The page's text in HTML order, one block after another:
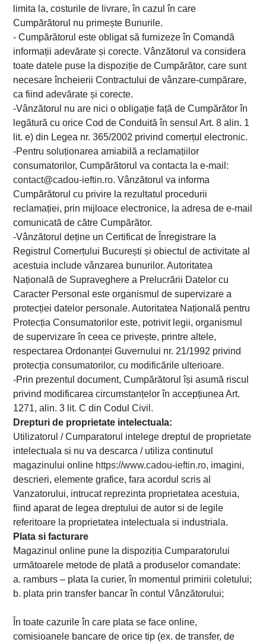
limita la, costurile de livrare, în cazul în care
Cumpărătorul nu primește Bunurile.
- Cumpărătorul este obligat să furnizeze în Comandă
informații adevărate și corecte. Vânzătorul va considera
toate datele puse la dispoziție de Cumpărător, care sunt
necesare încheierii Contractului de vânzare-cumpărare,
ca fiind adevărate și corecte.
-Vânzătorul nu are nici o obligație față de Cumpărător în
legătură cu orice Cod de Conduită în sensul Art. 8 alin. 1
lit. e) din Legea nr. 365/2002 privind comerțul electronic.
-Pentru soluționarea amiabilă a reclamațiilor
consumatorilor, Cumpărătorul va contacta la e-mail:
contact@cadou-ieftin.ro. Vânzătorul va informa
Cumpărătorul cu privire la rezultatul procedurii
reclamației, prin mijloace electronice, la adresa de e-mail
comunicată de către Cumpărător.
-Vânzătorul deține un Certificat de Înregistrare la
Registrul Comerțului București și obiectul de activitate al
acestuia include vânzarea bunurilor. Autoritatea
Națională de Supraveghere a Prelucrării Datelor cu
Caracter Personal este organismul de supervizare a
protecției datelor personale. Autoritatea Națională pentru
Protecția Consumatorilor este, potrivit legii, organismul
de supervizare în ceea ce privește, printre altele,
respectarea Ordonanței Guvernului nr. 21/1992 privind
protecția consumatorilor, cu modificările ulterioare.
-Prin prezentul document, Cumpărătorul își asumă riscul
privind modificarea circumstanțelor în accepțiunea Art.
1271, alin. 3 lit. C din Codul Civil.
Drepturi de proprietate intelectuala:
Utilizatorul / Cumparatorul intelege dreptul de proprietate
intelectuala si nu va descarca / utiliza continutul
magazinului online https://www.cadou-ieftin.ro, imagini,
descrieri, elemente grafice, fara acordul scris al
Vanzatorului, intrucat reprezinta proprietatea acestuia,
fiind aparat de legea dreptului de autor si de legile
referitoare la proprietatea intelectuala si industriala.
Plata si facturare
Magazinul online pune la dispoziția Cumparatorului
următoarele metode de plată a produselor comandate:
a. ramburs – plata la curier, în momentul primirii coletului;
b. plata prin transfer bancar în contul Vânzătorului;
În toate cazurile în care plata se face online,
comisioanele bancare de orice tip (ex. de transfer, de